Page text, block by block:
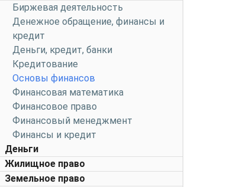
Биржевая деятельность
Денежное обращение, финансы и
кредит
Деньги, кредит, банки
Кредитование
Основы финансов
Финансовая математика
Финансовое право
Финансовый менеджмент
Финансы и кредит
Деньги
Жилищное право
Земельное право